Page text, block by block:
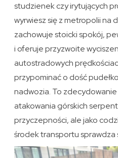
studzienek czy irytujących
wyrwiesz się z metropolii na
zachowuje stoicki spokój,
i oferuje przyzwoite
autostradowych
przypominać o dość
nadwozia. To
atakowania górskich
przyczepności, ale jako
środek transportu sprawdza